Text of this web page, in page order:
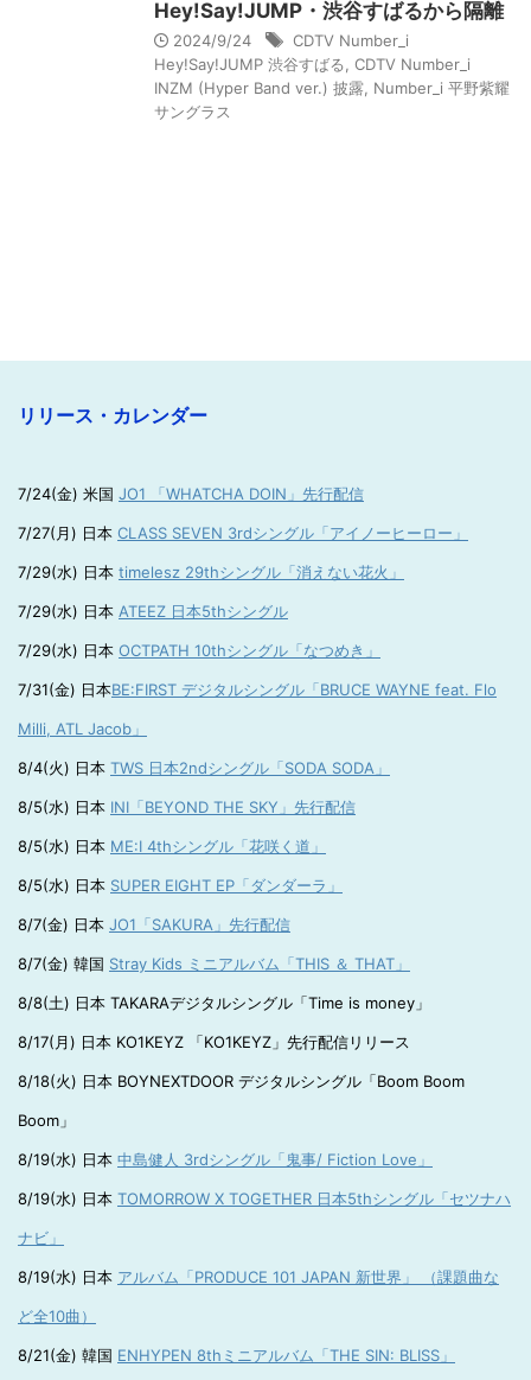
Hey!Say!JUMP・渋谷すばるから隔離
2024/9/24
CDTV Number_i
Hey!Say!JUMP 渋谷すばる CDTV Number_i
INZM (Hyper Band ver.) 披露 Number_i 平野紫耀
サングラス
リリース・カレンダー
7/24(金) 米国 JO1 「WHATCHA DOIN」先行配信
7/27(月) 日本 CLASS SEVEN 3rdシングル「アイノーヒーロー」
7/29(水) 日本 timelesz 29thシングル「消えない花火」
7/29(水) 日本 ATEEZ 日本5thシングル
7/29(水) 日本 OCTPATH 10thシングル「なつめき」
7/31(金) 日本BE:FIRST デジタルシングル「BRUCE WAYNE feat. Flo
Milli, ATL Jacob」
8/4(火) 日本 TWS 日本2ndシングル「SODA SODA」
8/5(水) 日本 INI「BEYOND THE SKY」先行配信
8/5(水) 日本 ME:I 4thシングル「花咲く道」
8/5(水) 日本 SUPER EIGHT EP「ダンダーラ」
8/7(金) 日本 JO1「SAKURA」先行配信
8/7(金) 韓国 Stray Kids ミニアルバム「THIS ＆ THAT」
8/8(土) 日本 TAKARAデジタルシングル「Time is money」
8/17(月) 日本 KO1KEYZ 「KO1KEYZ」先行配信リリース
8/18(火) 日本 BOYNEXTDOOR デジタルシングル「Boom Boom
Boom」
8/19(水) 日本 中島健人 3rdシングル「鬼事/ Fiction Love」
8/19(水) 日本 TOMORROW X TOGETHER 日本5thシングル「セツナハ
ナビ」
8/19(水) 日本 アルバム「PRODUCE 101 JAPAN 新世界」 （課題曲な
ど全10曲）
8/21(金) 韓国 ENHYPEN 8thミニアルバム「THE SIN: BLISS」